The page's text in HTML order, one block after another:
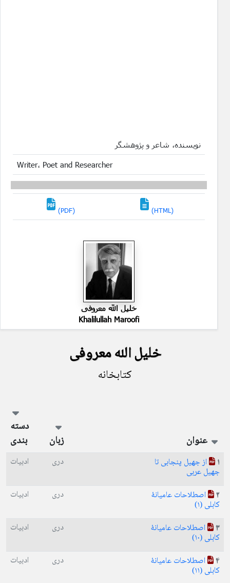
نویسنده، شاعر و پژوهشگر
Writer، Poet and Researcher
(PDF) (HTML)
خلیل الله معروفی
Khalilullah Maroofi
خلیل الله معروفی
کتابخانه
عنوان زبان
دسته
بندی
1 از جهیل پنجابی تا
جهیل عربی
دری ادبیات
2 اصطلاحات عامیانهٔ
کابلی (۱)
دری ادبیات
3 اصطلاحات عامیانهٔ
کابلی (۱۰)
دری ادبیات
4 اصطلاحات عامیانهٔ
کابلی (۱۱)
دری ادبیات